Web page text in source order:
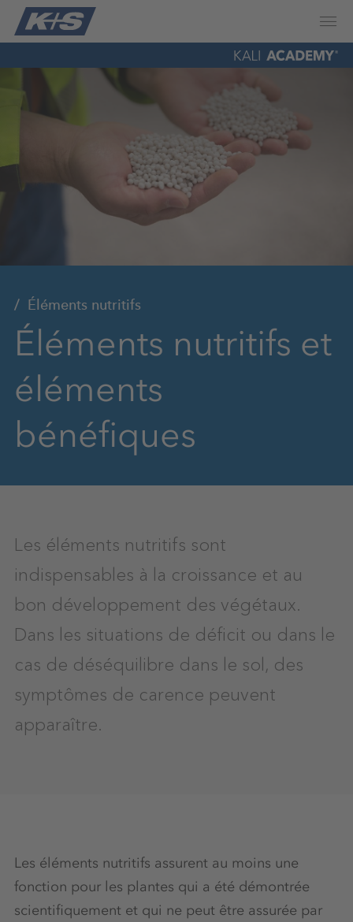
Éléments nutritifs
Éléments nutritifs et
éléments
bénéfiques
Les éléments nutritifs sont
indispensables à la croissance et au
bon développement des végétaux.
Dans les situations de déficit ou dans le
cas de déséquilibre dans le sol, des
symptômes de carence peuvent
apparaître.
Les éléments nutritifs assurent au moins une
fonction pour les plantes qui a été démontrée
scientifiquement et qui ne peut être assurée par